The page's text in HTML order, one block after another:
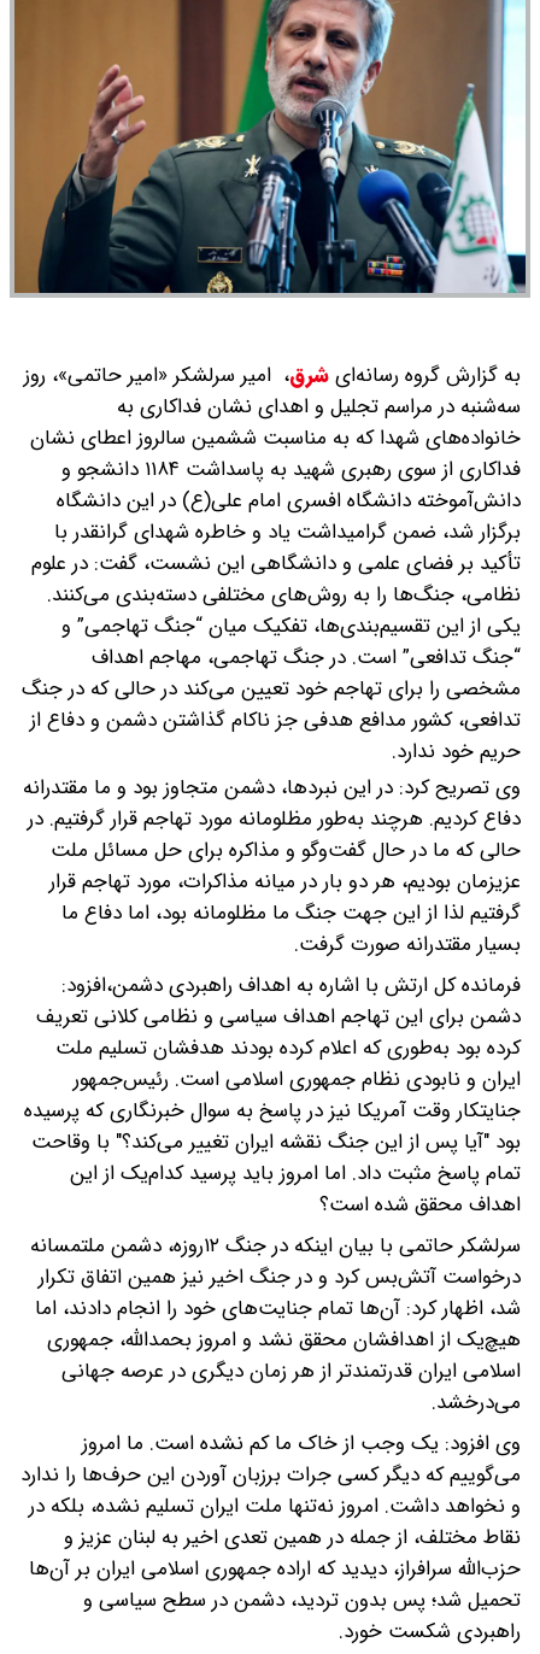
به گزارش گروه رسانه‌ایشرق، امیر سرلشکر «امیر حاتمی»، روز
سه‌شنبه در مراسم تجلیل و اهدای نشان فداکاری به
خانواده‌های شهدا که به مناسبت ششمین سالروز اعطای نشان
فداکاری از سوی رهبری شهید به پاسداشت ۱۱۸۴ دانشجو و
دانش‌آموخته دانشگاه افسری امام علی(ع) در این دانشگاه
برگزار شد، ضمن گرامیداشت یاد و خاطره شهدای گرانقدر با
تأکید بر فضای علمی و دانشگاهی این نشست، گفت: در علوم
نظامی، جنگ‌ها را به روش‌های مختلفی دسته‌بندی می‌کنند.
یکی از این تقسیم‌بندی‌ها، تفکیک میان “جنگ تهاجمی” و
“جنگ تدافعی” است. در جنگ تهاجمی، مهاجم اهداف
مشخصی را برای تهاجم خود تعیین می‌کند در حالی که در جنگ
تدافعی، کشور مدافع هدفی جز ناکام گذاشتن دشمن و دفاع از
حریم خود ندارد.
وی تصریح کرد: در این نبردها، دشمن متجاوز بود و ما مقتدرانه
دفاع کردیم. هرچند به‌طور مظلومانه مورد تهاجم قرار گرفتیم. در
حالی که ما در حال گفت‌وگو و مذاکره برای حل مسائل ملت
عزیزمان بودیم، هر دو بار در میانه‌ مذاکرات، مورد تهاجم قرار
گرفتیم لذا از این جهت جنگ ما مظلومانه بود، اما دفاع ما
بسیار مقتدرانه صورت گرفت.
فرمانده کل ارتش با اشاره به اهداف راهبردی دشمن،افزود:
دشمن برای این تهاجم اهداف سیاسی و نظامی کلانی تعریف
کرده بود به‌طوری که اعلام کرده بودند هدفشان تسلیم ملت
ایران و نابودی نظام جمهوری اسلامی است. رئیس‌جمهور
جنایتکار وقت آمریکا نیز در پاسخ به سوال خبرنگاری که پرسیده
بود "آیا پس از این جنگ نقشه ایران تغییر می‌کند؟" با وقاحت
تمام پاسخ مثبت داد. اما امروز باید پرسید کدام‌یک از این
اهداف محقق شده است؟
سرلشکر حاتمی با بیان اینکه در جنگ ۱۲روزه، دشمن ملتمسانه
درخواست آتش‌بس کرد و در جنگ اخیر نیز همین اتفاق تکرار
شد، اظهار کرد: آن‌ها تمام جنایت‌های خود را انجام دادند، اما
هیچ‌یک از اهدافشان محقق نشد و امروز بحمدالله، جمهوری
اسلامی ایران قدرتمندتر از هر زمان دیگری در عرصه جهانی
می‌درخشد.
وی افزود: یک وجب از خاک ما کم نشده است. ما امروز
می‌گوییم که دیگر کسی جرات برزبان آوردن این حرف‌ها را ندارد
و نخواهد داشت. امروز نه‌تنها ملت ایران تسلیم نشده، بلکه در
نقاط مختلف، از جمله در همین تعدی اخیر به لبنان عزیز و
حزب‌الله سرافراز، دیدید که اراده جمهوری اسلامی ایران بر آن‌ها
تحمیل شد؛ پس بدون تردید، دشمن در سطح سیاسی و
راهبردی شکست خورد.